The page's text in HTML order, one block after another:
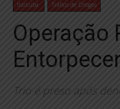
Itaituba Tráfico de Drogas
Operação
Trio é preso após